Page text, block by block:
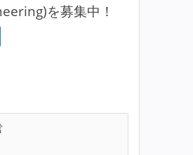
を募集中！